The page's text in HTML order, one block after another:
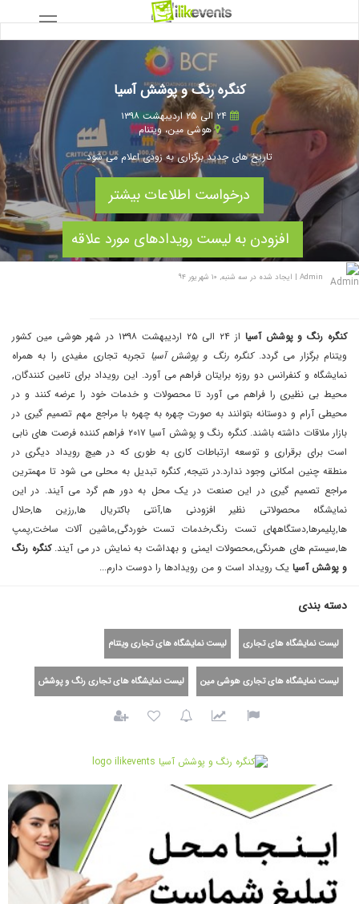
کنگره رنگ و پوشش آسیا
۲۴ الی ۲۵ اردیبهشت ۱۳۹۸
هوشی مین،ویتنام
تاریخ های جدید برگزاری به زودی اعلام می شود
درخواست اطلاعات بیشتر
افزودن به لیست رویدادهای مورد علاقه
Admin
| ایجاد شده در سه شنبه, ۱۰ شهریور ۹۴
کنگره رنگ و پوشش آسیا
از ۲۴ الی ۲۵ اردیبهشت ۱۳۹۸ در شهر هوشی مین کشور
ویتنام برگزار می گردد.کنگره رنگ و پوشش آسیا تجربه تجاری مفیدی را به همراه
نمایشگاه و کنفرانس دو روزه برایتان فراهم می آورد. این رویداد برای تامین کنندگان,
محیط بی نظیری را فراهم می آورد تا محصولات و خدمات خود را عرضه کنند و در
محیطی آرام و دوستانه بتوانند به صورت چهره به چهره با مراجع مهم تصمیم گیری در
بازار ملاقات داشته باشند. کنگره رنگ و پوشش آسیا ٢٠١٧ فراهم کننده فرصت های نابی
است برای برقراری و توسعه ارتباطات کاری به طوری که در هیچ رویداد دیگری در
منطقه چنین امکانی وجود ندارد.در نتیجه, کنگره تبدیل به محلی می شود تا مهمترین
مراجع تصمیم گیری در این صنعت در یک محل به دور هم گرد می آیند. در این
نمایشگاه محصولاتی نظیر افزودنی ها,آنتی باکتریال ها,رزین ها,حلال
ها,پلیمرها,دستگاههای تست رنگ,خدمات تست خوردگی,ماشین آلات ساخت,پمپ
ها,سیستم های همرنگی,محصولات ایمنی و بهداشت به نمایش در می آیند. کنگره رنگ
و پوشش آسیا یک رویداد است و من رویداد‌ها را دوست دارم...
دسته بندی
لیست نمایشگاه های تجاری لیست نمایشگاه های تجاری ویتنام
لیست نمایشگاه های تجاری هوشی مین لیست نمایشگاه های تجاری رنگ و پوشش